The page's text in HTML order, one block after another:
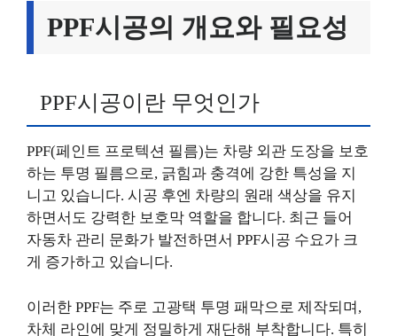
PPF시공의 개요와 필요성
PPF시공이란 무엇인가
PPF(페인트 프로텍션 필름)는 차량 외관 도장을 보호
하는 투명 필름으로, 긁힘과 충격에 강한 특성을 지
니고 있습니다. 시공 후엔 차량의 원래 색상을 유지
하면서도 강력한 보호막 역할을 합니다. 최근 들어
자동차 관리 문화가 발전하면서 PPF시공 수요가 크
게 증가하고 있습니다.
이러한 PPF는 주로 고광택 투명 패막으로 제작되며,
차체 라인에 맞게 정밀하게 재단해 부착합니다. 특히